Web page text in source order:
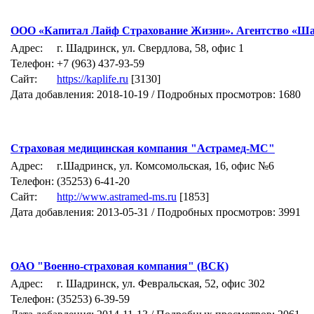
ООО «Капитал Лайф Страхование Жизни». Агентство
Адрес:
г. Шадринск, ул. Свердлова, 58, офис 1
Телефон: +7 (963) 437-93-59
Сайт:
https://kaplife.ru [3130]
Дата добавления: 2018-10-19 / Подробных просмотров: 1680
Страховая медицинская компания "Астрамед-МС"
Адрес:
г.Шадринск, ул. Комсомольская, 16, офис №6
Телефон: (35253) 6-41-20
Сайт:
http://www.astramed-ms.ru [1853]
Дата добавления: 2013-05-31 / Подробных просмотров: 3991
ОАО "Военно-страховая компания" (ВСК)
Адрес:
г. Шадринск, ул. Февральская, 52, офис 302
Телефон: (35253) 6-39-59